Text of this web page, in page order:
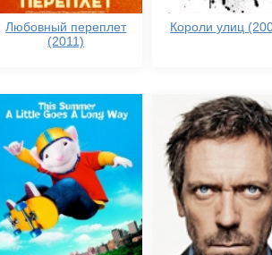
Любовный переплет
(2011)
Короли улиц